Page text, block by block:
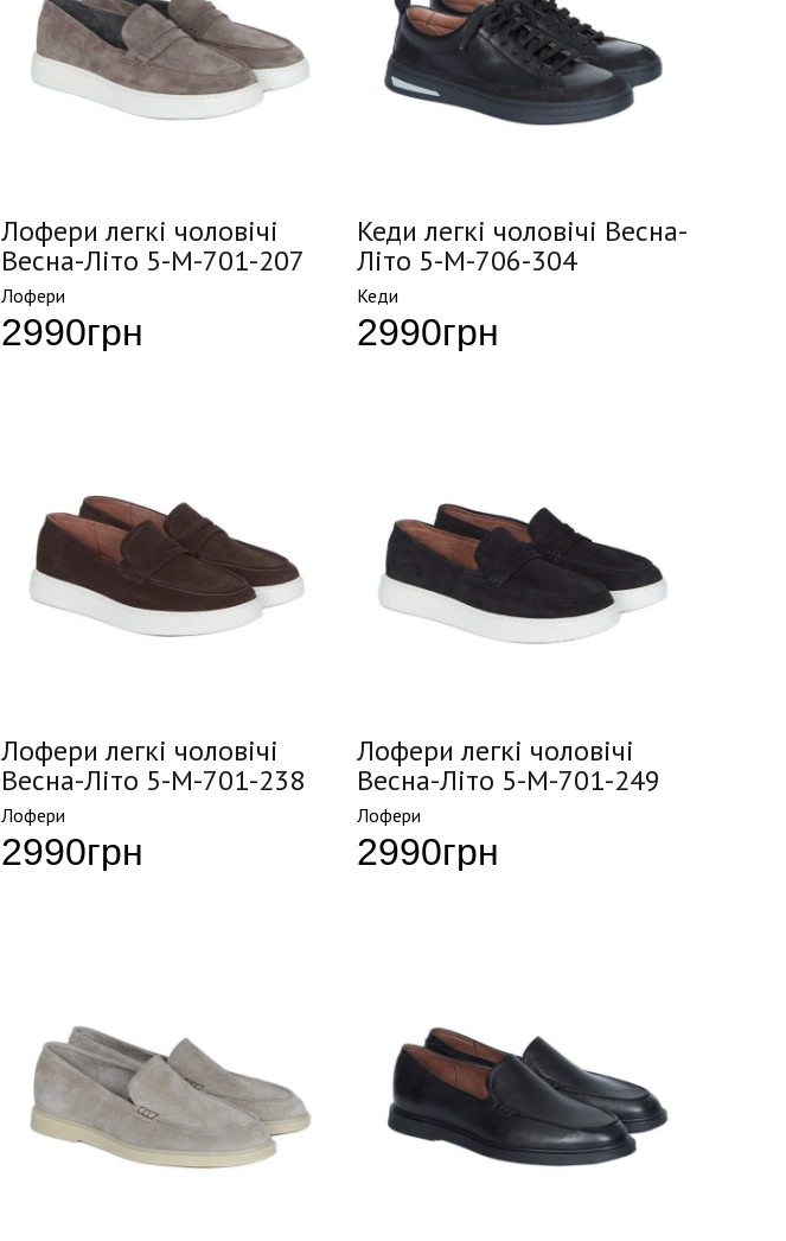
Лофери легкі чоловічі
Весна-Літо 5-M-701-207
Лофери
2990грн
Кеди легкі чоловічі Весна-
Літо 5-M-706-304
Кеди
2990грн
Лофери легкі чоловічі
Весна-Літо 5-M-701-238
Лофери
2990грн
Лофери легкі чоловічі
Весна-Літо 5-M-701-249
Лофери
2990грн